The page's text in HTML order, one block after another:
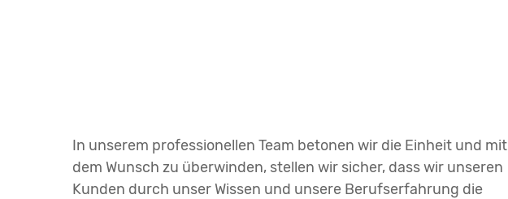
In unserem professionellen Team betonen wir die Einheit und mit
dem Wunsch zu überwinden, stellen wir sicher, dass wir unseren
Kunden durch unser Wissen und unsere Berufserfahrung die